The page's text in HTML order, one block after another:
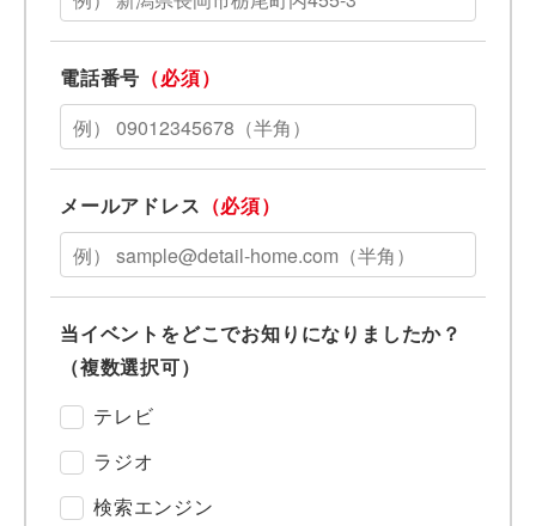
電話番号 （必須）
メールアドレス （必須）
当イベントをどこでお知りになりましたか？
（複数選択可）
テレビ
ラジオ
検索エンジン